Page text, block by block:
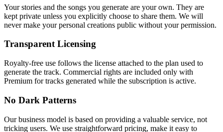
Your stories and the songs you generate are your own. They are
kept private unless you explicitly choose to share them. We will
never make your personal creations public without your permission.
Transparent Licensing
Royalty-free use follows the license attached to the plan used to
generate the track. Commercial rights are included only with
Premium for tracks generated while the subscription is active.
No Dark Patterns
Our business model is based on providing a valuable service, not
tricking users. We use straightforward pricing, make it easy to